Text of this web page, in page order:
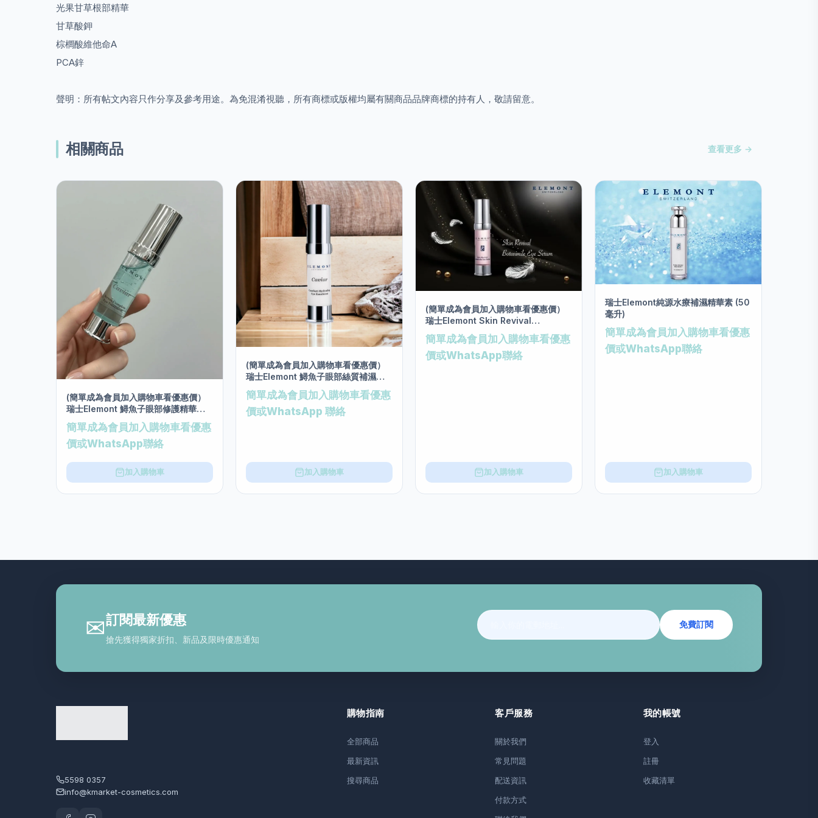
光果甘草根部精華
甘草酸鉀
棕櫚酸維他命A
PCA鋅
聲明：所有帖文內容只作分享及參考用途。為免混淆視聽，所有商標或版權均屬有關商品品牌商標的持有人，敬請留意。
相關商品 查看更多 →
(簡單成為會員加入購物車看優惠價）
瑞士Elemont 鱘魚子眼部修護精華
20ml
簡單成為會員加入購物車看優惠
價或WhatsApp聯絡
加入購物車
(簡單成為會員加入購物車看優惠價）
瑞士Elemont 鱘魚子眼部絲質補濕乳
霜 (20毫升)
簡單成為會員加入購物車看優惠
價或WhatsApp 聯絡
加入購物車
(簡單成為會員加入購物車看優惠價）
瑞士Elemont Skin Revival
Botosimile Eye Serum類肉毒桿菌提
拉眼部精華素(20ml)
簡單成為會員加入購物車看優惠
價或WhatsApp聯絡
加入購物車
瑞士Elemont純源水療補濕精華素 (50
毫升)
簡單成為會員加入購物車看優惠
價或WhatsApp聯絡
加入購物車
✉訂閱最新優惠
搶先獲得獨家折扣、新品及限時優惠通知
免費訂閱
5598 0357
info@kmarket-cosmetics.com
購物指南
全部商品
最新資訊
搜尋商品
客戶服務
關於我們
常見問題
配送資訊
付款方式
我的帳號
登入
註冊
收藏清單